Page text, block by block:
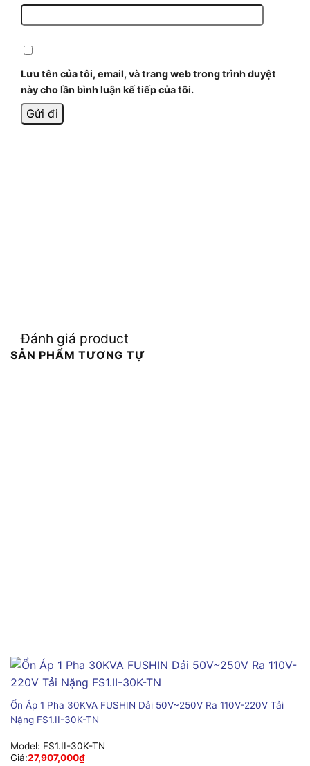
Lưu tên của tôi, email, và trang web trong trình duyệt
này cho lần bình luận kế tiếp của tôi.
Đánh giá product
SẢN PHẨM TƯƠNG TỰ
Ổn Áp 1 Pha 30KVA FUSHIN Dải 50V~250V Ra 110V-220V Tải
Nặng FS1.II-30K-TN
Model: FS1.II-30K-TN
Giá:27,907,000₫